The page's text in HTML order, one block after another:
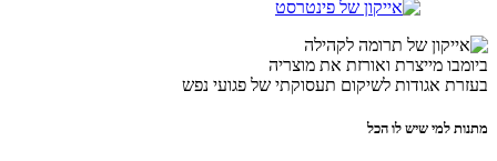
ביומבו מייצרת ואורזת את מוצריה
בעזרת אגודות לשיקום תעסוקתי של פגועי נפש
מתנות למי שיש לו הכל